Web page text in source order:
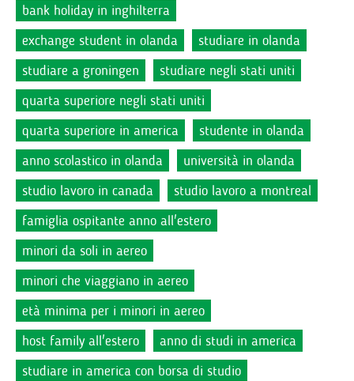
bank holiday in inghilterra
exchange student in olanda
studiare in olanda
studiare a groningen
studiare negli stati uniti
quarta superiore negli stati uniti
quarta superiore in america
studente in olanda
anno scolastico in olanda
università in olanda
studio lavoro in canada
studio lavoro a montreal
famiglia ospitante anno all'estero
minori da soli in aereo
minori che viaggiano in aereo
età minima per i minori in aereo
host family all'estero
anno di studi in america
studiare in america con borsa di studio